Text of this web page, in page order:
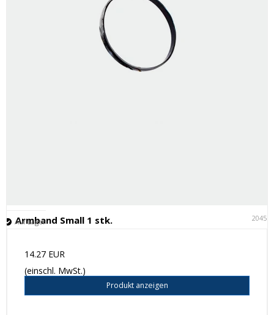
Armband Small 1 stk. 20451
Auf Lager
14.27 EUR
(einschl. MwSt.)
Produkt anzeigen